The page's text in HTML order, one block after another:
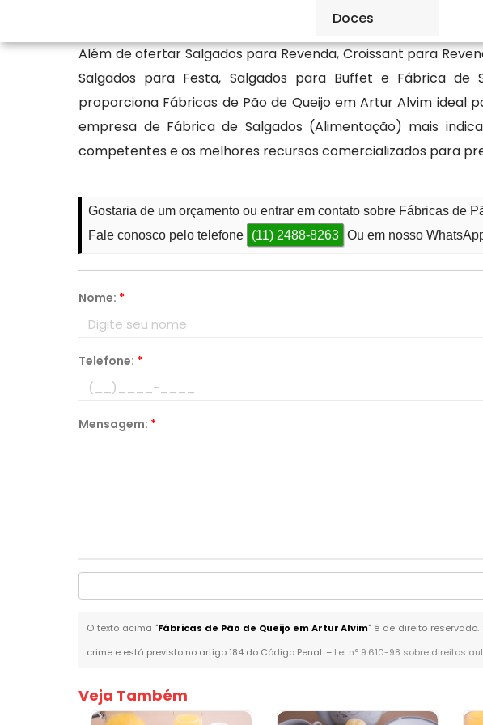
Doces
Além de ofertar Salgados para Revenda, Croissant para
Salgados para Festa, Salgados para Buffet e Fábrica de
proporciona Fábricas de Pão de Queijo em Artur Alvim ideal
empresa de Fábrica de Salgados (Alimentação) mais
competentes e os melhores recursos comercializados para
Gostaria de um orçamento ou entrar em contato sobre Fábricas de
Fale conosco pelo telefone
(11) 2488-8263 Ou em nosso
Nome: *
Telefone: *
Mensagem: *
O texto acima "Fábricas de Pão de Queijo em Artur Alvim" é de direito
crime e está previsto no artigo 184 do Código Penal. – Lei n° 9.610-98 sobre direitos
Veja Também